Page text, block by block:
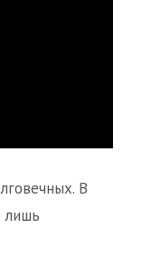
В
лишь